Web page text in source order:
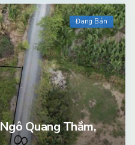
Đang Bán
Quang Thắm,